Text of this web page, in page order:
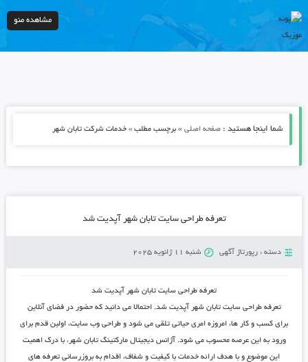
مشاهده منو
شما اینجا هستید : صفحه اصلی» برچسب مطلب » خدمات شرکت تابان شهر
تعرفه طراحی سایت تابان شهر آپدیت شد
دسته : رپورتاژ آگهی شنبه 11 ژانویه 2025
تعرفه طراحی سایت تابان شهر آپدیت شد
تعرفه طراحی سایت تابان شهر آپدیت شد. احتمالا می دانید که حضور در فضای آنلاین
برای کسب و کار ها، امروزه امری حیاتی تلقی می شود و طراحی وب سایت، اولین قدم برای
ورود به این عرصه محسوب می شود. آژانس دیجیتال مارکتینگ تابان شهر، با درک اهمیت
این موضوع و با هدف ارائه خدمات با کیفیت و شفاف، اقدام به بروزرسانی تعرفه های